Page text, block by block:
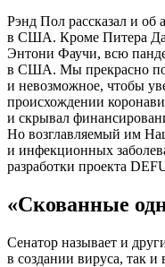
Рэнд Пол рассказал и об
в США. Кроме Питера
Энтони Фаучи, всю
в США. Мы прекрасно
и невозможное, чтобы
происхождении
и скрывал
Но возглавляемый им
и инфекционных
разработки проекта
«Скованные
Сенатор называет и
в создании вируса, так